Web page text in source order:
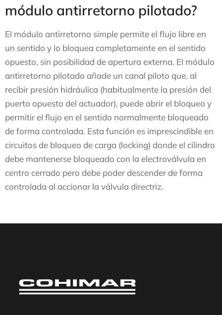
módulo antirretorno pilotado?
El módulo antirretorno simple permite el flujo libre en
un sentido y lo bloquea completamente en el sentido
opuesto, sin posibilidad de apertura externa. El módulo
antirretorno pilotado añade un canal piloto que, al
recibir presión hidráulica (habitualmente la presión del
puerto opuesto del actuador), puede abrir el bloqueo y
permitir el flujo en el sentido normalmente bloqueado
de forma controlada. Esta función es imprescindible en
circuitos de bloqueo de carga (locking) donde el cilindro
debe mantenerse bloqueado con la electroválvula en
centro cerrado pero debe poder descender de forma
controlada al accionar la válvula directriz.